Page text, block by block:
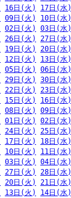
16日(火) 17日(水)
09日(火) 10日(水)
02日(火) 03日(水)
26日(火) 27日(水)
19日(火) 20日(水)
12日(火) 13日(水)
05日(火) 06日(水)
29日(火) 30日(水)
22日(火) 23日(水)
15日(火) 16日(水)
08日(火) 09日(水)
01日(火) 02日(水)
24日(火) 25日(水)
17日(火) 18日(水)
10日(火) 11日(水)
03日(火) 04日(水)
27日(火) 28日(水)
20日(火) 21日(水)
13日(火) 14日(水)